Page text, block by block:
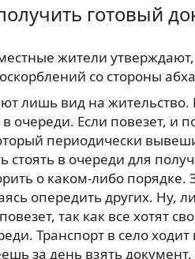
готовый
жители
со стороны
лишь вид на
очереди. Если повезет, и
периодически
стоять в очереди для
о каком-либо
опередить других. Ну,
так как все хотят
Транспорт в село
за день взять